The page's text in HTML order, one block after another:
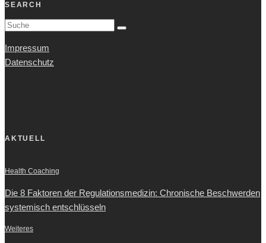
SEARCH
Impressum
Datenschutz
AKTUELL
Health Coaching
Die 8 Faktoren der Regulationsmedizin: Chronische Beschwerden
systemisch entschlüsseln
Weiteres